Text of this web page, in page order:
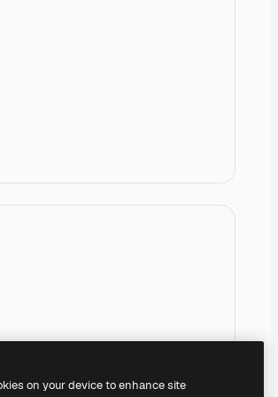
on your device to enhance site